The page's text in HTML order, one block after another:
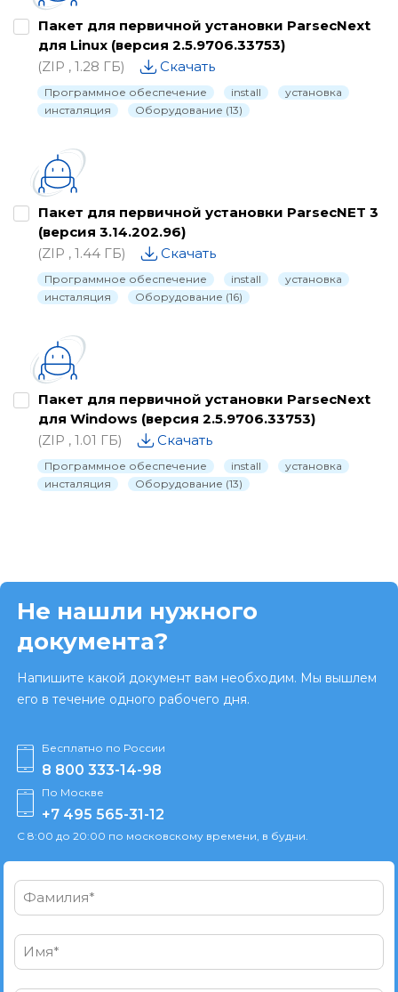
Пакет для первичной установки ParsecNext
для Linux (версия 2.5.9706.33753)
(ZIP , 1.28 ГБ)
Скачать
Программное обеспечение install
установка
инсталяция
Оборудование (13)
Пакет для первичной установки ParsecNET 3
(версия 3.14.202.96)
(ZIP , 1.44 ГБ)
Скачать
Программное обеспечение install
установка
инсталяция
Оборудование (16)
Пакет для первичной установки ParsecNext
для Windows (версия 2.5.9706.33753)
(ZIP , 1.01 ГБ)
Скачать
Программное обеспечение install
установка
инсталяция
Оборудование (13)
Не нашли нужного
документа?
Напишите какой документ вам необходим. Мы вышлем
его в течение одного рабочего дня.
Бесплатно по России
8 800 333-14-98
По Москве
+7 495 565-31-12
С 8:00 до 20:00 по московскому времени, в будни.
Фамилия*
Имя*